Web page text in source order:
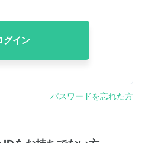
グイン
パスワードを忘れた方